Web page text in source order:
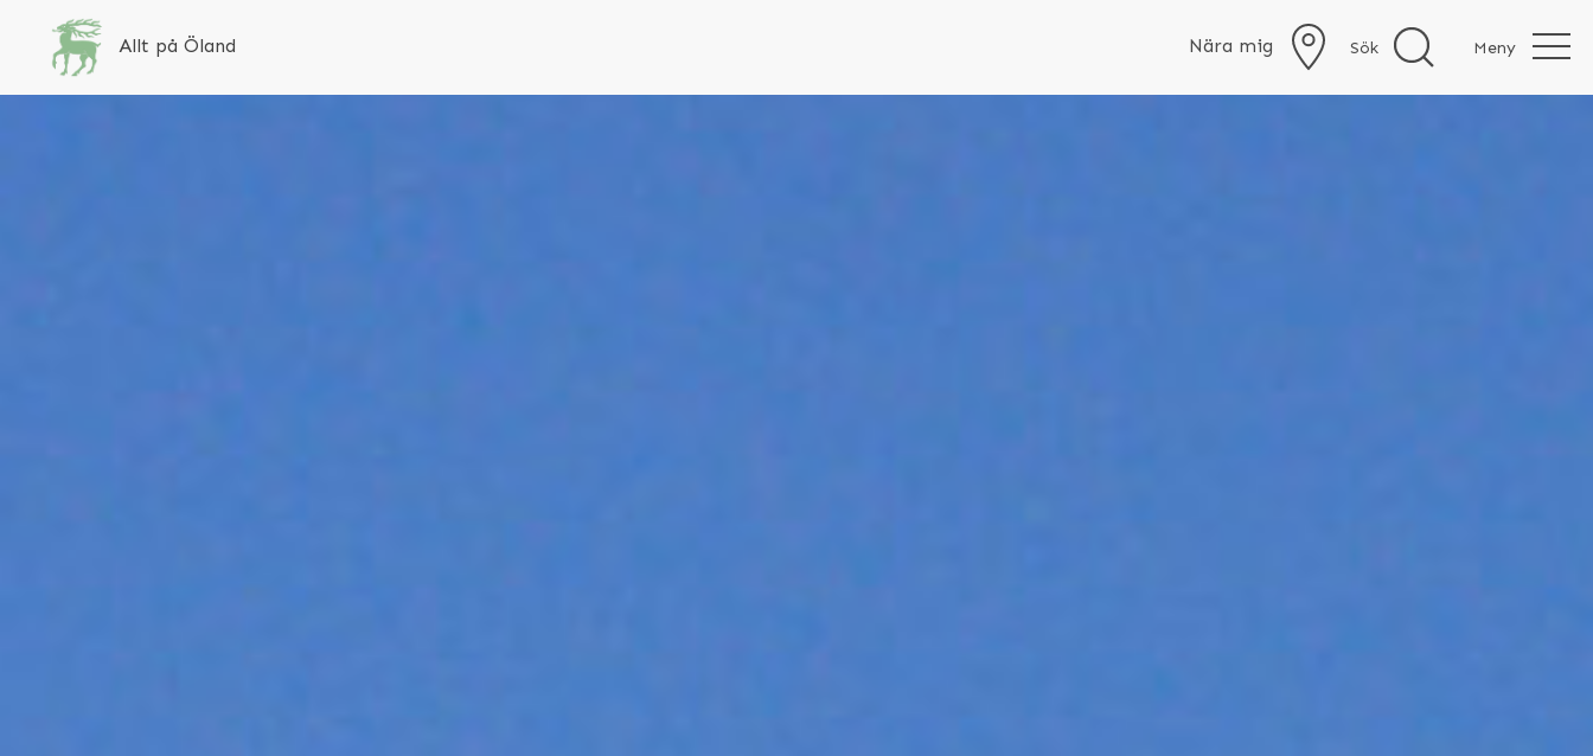
Allt på Öland Nära mig Sök Meny